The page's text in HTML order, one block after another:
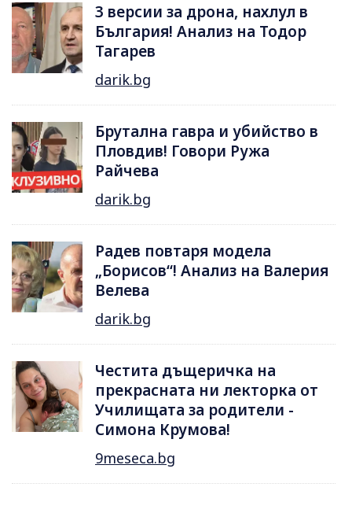
3 версии за дрона, нахлул в
България! Анализ на Тодор
Тагарев
darik.bg
Брутална гавра и убийство в
Пловдив! Говори Ружа
Райчева
darik.bg
Радев повтаря модела
„Борисов“! Анализ на Валерия
Велева
darik.bg
Честита дъщеричка на
прекрасната ни лекторка от
Училищата за родители -
Симона Крумова!
9meseca.bg